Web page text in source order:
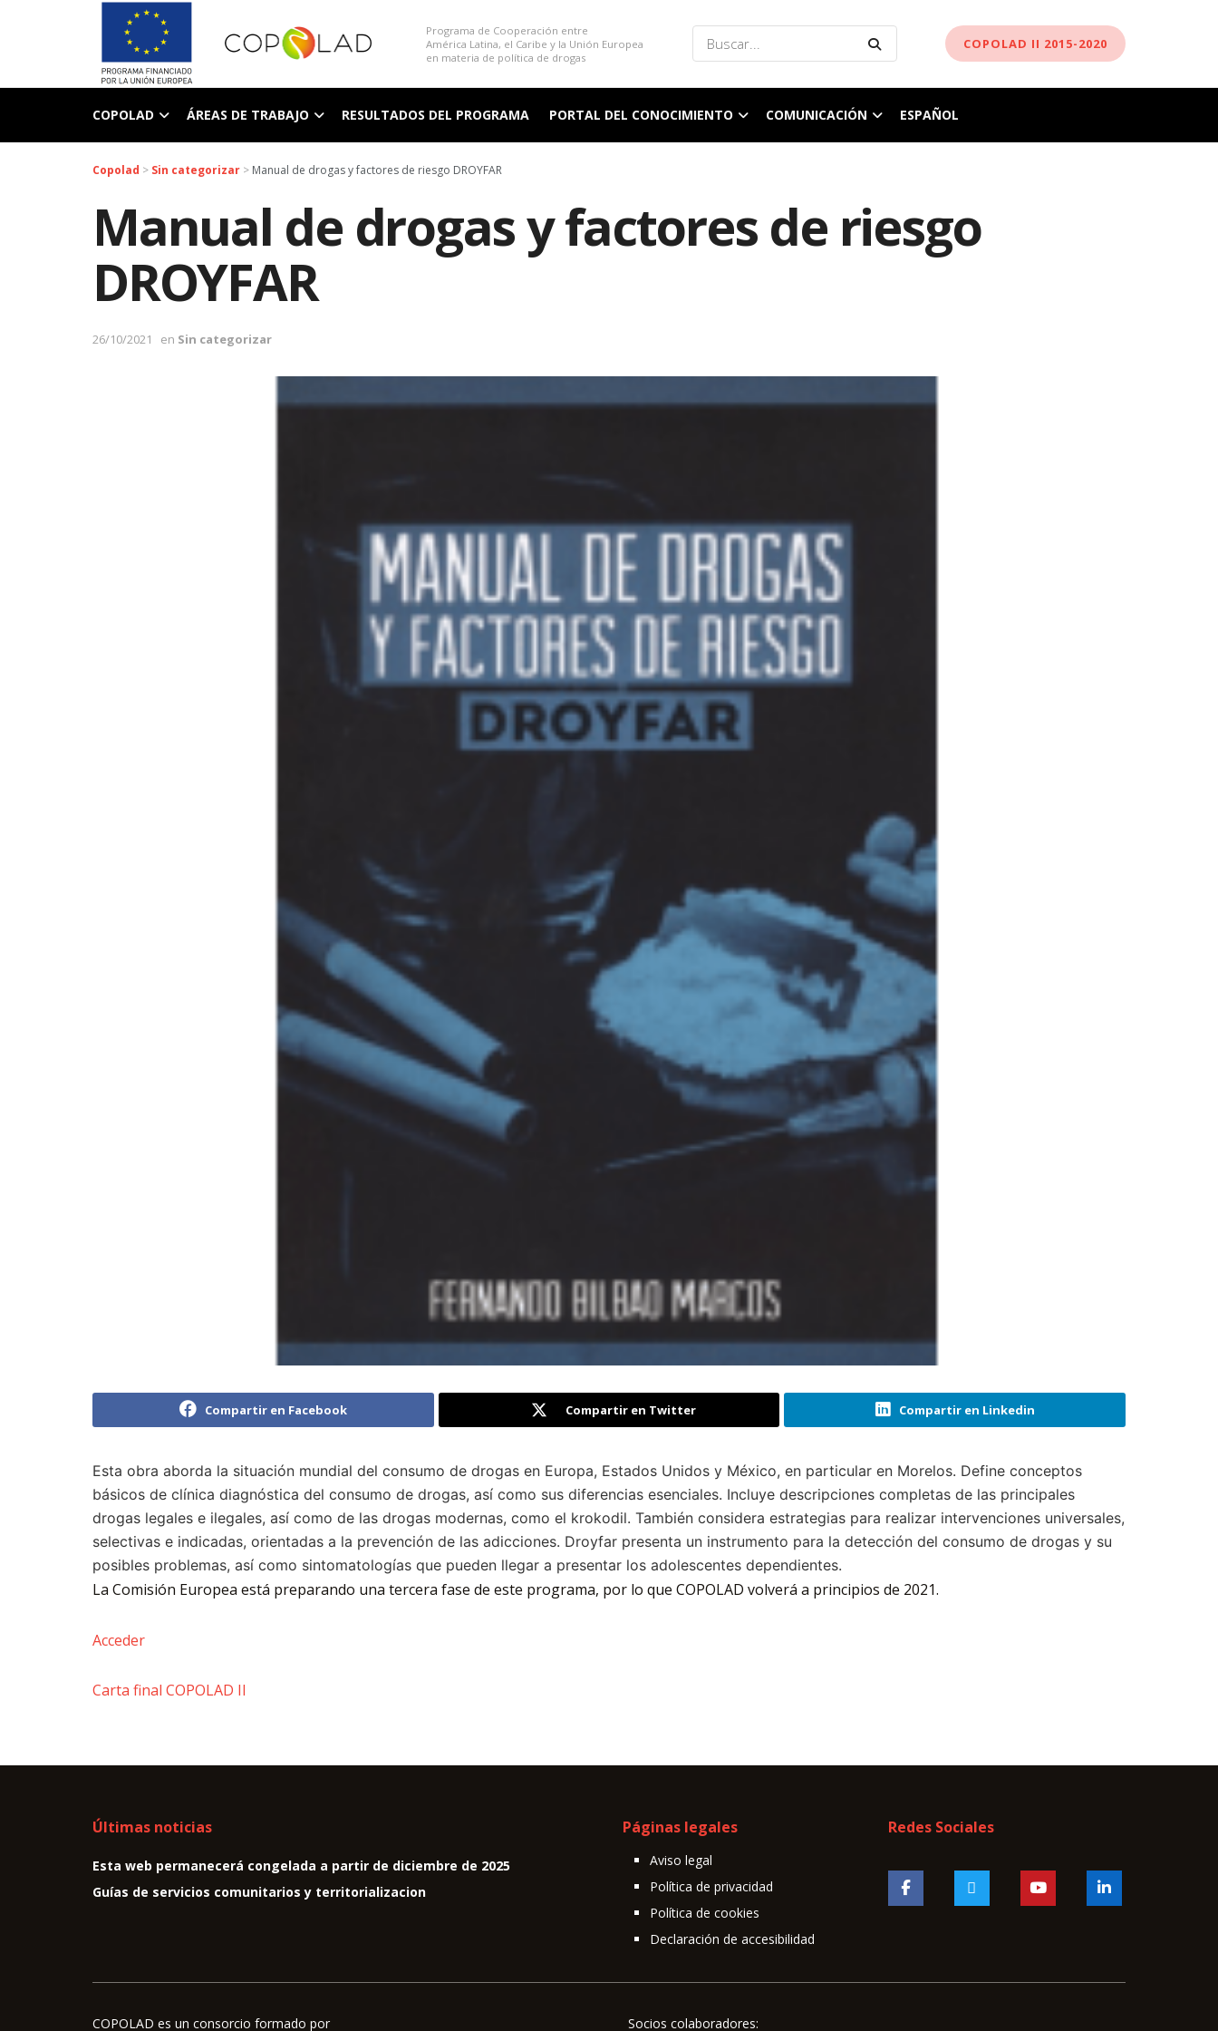
Programa de Cooperación entre
América Latina, el Caribe y la Unión Europea
en materia de política de drogas
COPOLAD II 2015-2020
COPOLAD ÁREAS DE TRABAJO RESULTADOS DEL PROGRAMA PORTAL DEL CONOCIMIENTO COMUNICACIÓN ESPAÑOL
Copolad > Sin categorizar > Manual de drogas y factores de riesgo DROYFAR
Manual de drogas y factores de riesgo
DROYFAR
26/10/2021 en Sin categorizar
Compartir en Facebook Compartir en Twitter Compartir en Linkedin
Esta obra aborda la situación mundial del consumo de drogas en Europa, Estados Unidos y México, en particular en Morelos. Define conceptos
básicos de clínica diagnóstica del consumo de drogas, así como sus diferencias esenciales. Incluye descripciones completas de las principales
drogas legales e ilegales, así como de las drogas modernas, como el krokodil. También considera estrategias para realizar intervenciones universales,
selectivas e indicadas, orientadas a la prevención de las adicciones. Droyfar presenta un instrumento para la detección del consumo de drogas y su
posibles problemas, así como sintomatologías que pueden llegar a presentar los adolescentes dependientes.
La Comisión Europea está preparando una tercera fase de este programa, por lo que COPOLAD volverá a principios de 2021.
Acceder
Carta final COPOLAD II
Últimas noticias
Esta web permanecerá congelada a partir de diciembre de 2025
Guías de servicios comunitarios y territorializacion
Páginas legales
Aviso legal
Política de privacidad
Política de cookies
Declaración de accesibilidad
Redes Sociales
COPOLAD es un consorcio formado por Socios colaboradores: